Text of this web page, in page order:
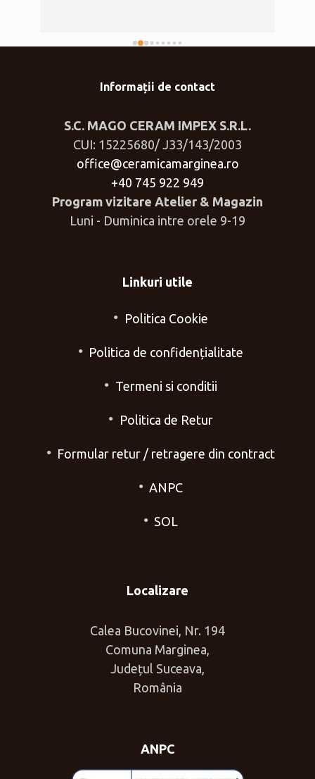
Informații de contact
S.C. MAGO CERAM IMPEX S.R.L.
CUI: 15225680/ J33/143/2003
office@ceramicamarginea.ro
+40 745 922 949
Program vizitare Atelier & Magazin
Luni - Duminica intre orele 9-19
Linkuri utile
Politica Cookie
Politica de confidențialitate
Termeni si conditii
Politica de Retur
Formular retur / retragere din contract
ANPC
SOL
Localizare
Calea Bucovinei, Nr. 194
Comuna Marginea,
Județul Suceava,
România
ANPC